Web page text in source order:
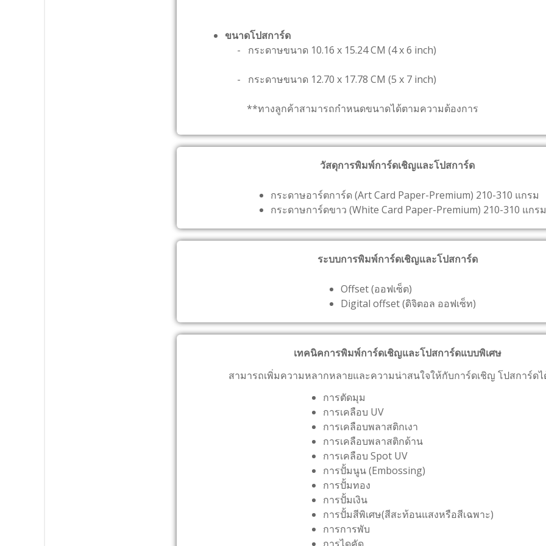
ขนาดโปสการ์ด
- กระดาษขนาด 10.16 x 15.24 CM (4 x 6 inch)
- กระดาษขนาด 12.70 x 17.78 CM (5 x 7 inch)
**ทางลูกค้าสามารถกำหนดขนาดได้ตามความต้องการ
วัสดุการพิมพ์การ์ดเชิญและโปสการ์ด
กระดาษอาร์ตการ์ด (Art Card Paper-Premium) 210-310 แกรม
กระดาษการ์ดขาว (White Card Paper-Premium) 210-310 แกรม
ระบบการพิมพ์การ์ดเชิญและโปสการ์ด
Offset (ออฟเซ็ต)
Digital offset (ดิจิตอล ออฟเซ็ท)
เทคนิคการพิมพ์การ์ดเชิญและโปสการ์ดแบบพิเศษ
สามารถเพิ่มความหลากหลายและความน่าสนใจให้กับการ์ดเชิญ โปสการ์ดไ
การตัดมุม
การเคลือบ UV
การเคลือบพลาสติกเงา
การเคลือบพลาสติกด้าน
การเคลือบ Spot UV
การปั้มนูน (Embossing)
การปั้มทอง
การปั้มเงิน
การปั้มสีพิเศษ(สีสะท้อนแสงหรือสีเฉพาะ)
การการพับ